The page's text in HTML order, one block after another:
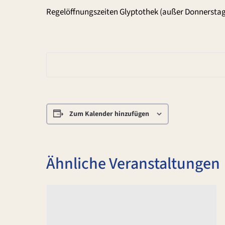
Regelöffnungszeiten Glyptothek (außer
Zum Kalender hinzufügen
Ähnliche Veranstaltungen